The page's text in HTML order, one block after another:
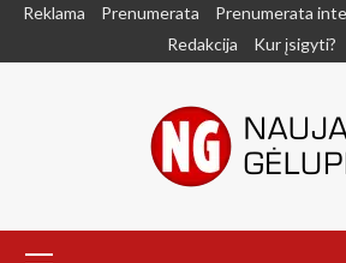
SkipReklama Prenumerata Prenumerata
Redakcija
Kur įsigyti?